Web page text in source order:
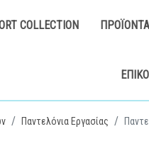
COLLECTION ΠΡΟΪΌΝΤΑ
Παντελόνια Εργασίας